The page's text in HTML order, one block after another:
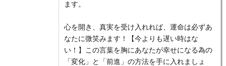
ます。
心を開き、真実を受け入れれば、運命は必ずあ
なたに微笑みます！【今よりも遅い時はな
い！】この言葉を胸にあなたが幸せになる為の
「変化」と「前進」の方法を手に入れましょ